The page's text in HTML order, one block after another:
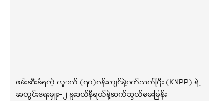
ဖမ်းဆီးခံရတဲ့ လူငယ် (၇၀)ဝန်းကျင်နဲ့ပတ်သက်ပြီး (KNPP) ရဲ့
အတွင်းရေးမှူး-၂ ခူးဒယ်နီရယ်နဲ့ဆက်သွယ်မေးမြန်း